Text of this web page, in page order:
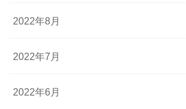
2022年8月
2022年7月
2022年6月